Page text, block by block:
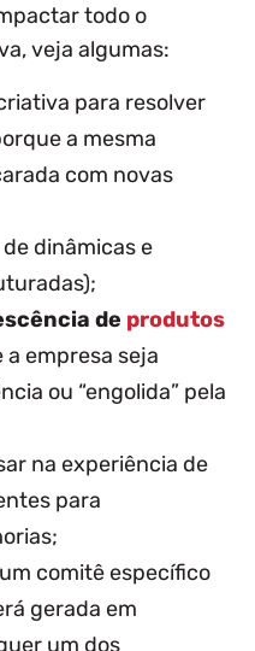
todo o
veja algumas:
para resolver
a mesma
com novas
dinâmicas e
de produtos
a empresa seja
ou “engolida” pela
na experiência de
para
comitê específico
gerada em
um dos